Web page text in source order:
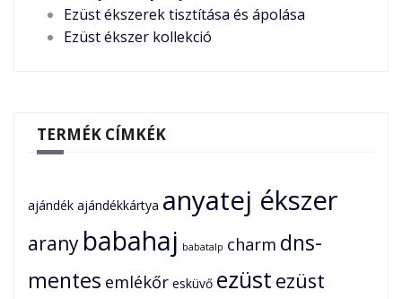
Ezüst ékszerek tisztítása és ápolása
Ezüst ékszer kollekció
TERMÉK CÍMKÉK
ajándék ajándékkártya anyatej ékszer
arany babahaj babatalp charm dns-
mentes emlékőr esküvő ezüst ezüst